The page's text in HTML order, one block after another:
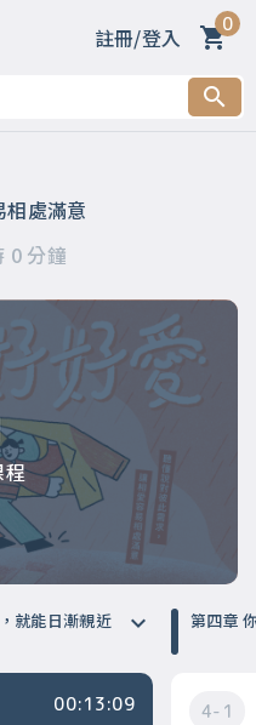
註冊/登入 0
處滿意
0 分鐘
程
他？認識自己嗎？
聽，就能日漸親近
懂對方
讓你也被照顧
，就能日漸親近
00:13:09 4-1